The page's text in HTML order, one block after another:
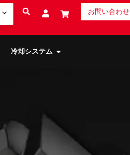
お問い合わせ
冷却システム